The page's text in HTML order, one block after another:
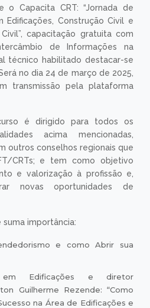
o Capacita CRT: “Jornada de
Edificações, Construção Civil e
capacitação gratuita com
de Informações na
técnico habilitado destacar-se
no dia 24 de março de 2025,
transmissão pela plataforma
é dirigido para todos os
acima mencionadas,
outros conselhos regionais que
CRTs; e tem como objetivo
e valorização à profissão e,
novas oportunidades de
importância:
e como Abrir sua
em Edificações e diretor
Guilherme Rezende: “Como
na Área de Edificações e